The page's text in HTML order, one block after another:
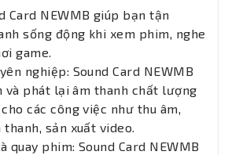
Card NEWMB giúp bạn tận
sống động khi xem phim, nghe
game.
nghiệp: Sound Card NEWMB
và phát lại âm thanh chất lượng
các công việc như thu âm,
thanh, sản xuất video.
quay phim: Sound Card NEWMB